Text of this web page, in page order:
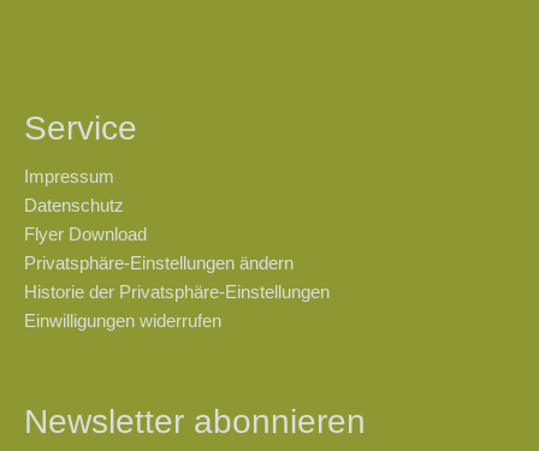
Service
Impressum
Datenschutz
Flyer Download
Privatsphäre-Einstellungen ändern
Historie der Privatsphäre-Einstellungen
Einwilligungen widerrufen
Newsletter abonnieren